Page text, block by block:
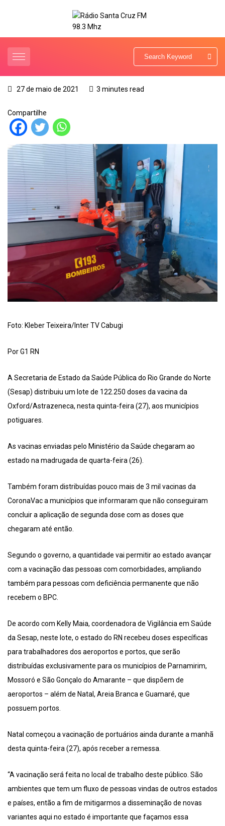
27 de maio de 2021 3 minutes read
Compartilhe
Foto: Kleber Teixeira/Inter TV Cabugi
Por G1 RN
A Secretaria de Estado da Saúde Pública do Rio Grande do Norte
(Sesap) distribuiu um lote de 122.250 doses da vacina da
Oxford/Astrazeneca, nesta quinta-feira (27), aos municípios
potiguares.
As vacinas enviadas pelo Ministério da Saúde chegaram ao
estado na madrugada de quarta-feira (26).
Também foram distribuídas pouco mais de 3 mil vacinas da
CoronaVac a municípios que informaram que não conseguiram
concluir a aplicação de segunda dose com as doses que
chegaram até então.
Segundo o governo, a quantidade vai permitir ao estado avançar
com a vacinação das pessoas com comorbidades, ampliando
também para pessoas com deficiência permanente que não
recebem o BPC.
De acordo com Kelly Maia, coordenadora de Vigilância em Saúde
da Sesap, neste lote, o estado do RN recebeu doses específicas
para trabalhadores dos aeroportos e portos, que serão
distribuídas exclusivamente para os municípios de Parnamirim,
Mossoró e São Gonçalo do Amarante – que dispõem de
aeroportos – além de Natal, Areia Branca e Guamaré, que
possuem portos.
Natal começou a vacinação de portuários ainda durante a manhã
desta quinta-feira (27), após receber a remessa.
“A vacinação será feita no local de trabalho deste público. São
ambientes que tem um fluxo de pessoas vindas de outros estados
e países, então a fim de mitigarmos a disseminação de novas
variantes aqui no estado é importante que façamos essa